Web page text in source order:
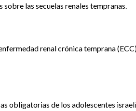
las secuelas renales tempranas.
renal crónica temprana
obligatorias de los adolescentes